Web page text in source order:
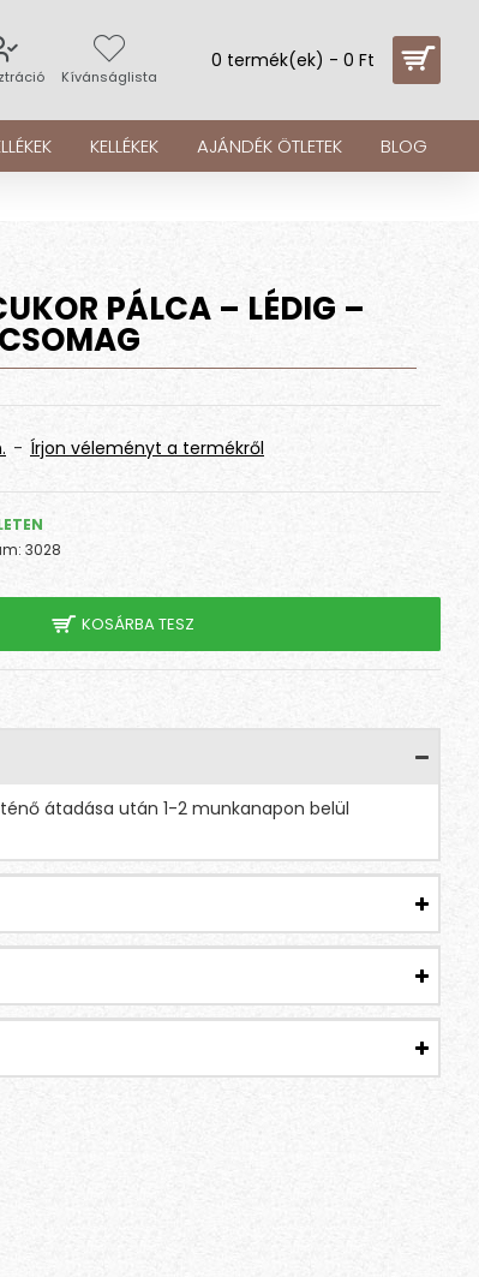
Kívánságlista
0 termék(ek) - 0 Ft
KELLÉKEK AJÁNDÉK ÖTLETEK BLOG
PÁLCA – LÉDIG –
- Írjon véleményt a termékről
3028
KOSÁRBA TESZ
átadása után 1-2 munkanapon belül